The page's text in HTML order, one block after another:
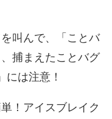
叫んで、「ことバ
捕まえたことバグ
は注意！
！アイスブレイク